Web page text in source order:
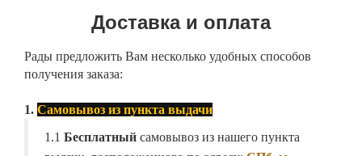
Доставка и оплата
Рады предложить Вам несколько удобных способов
получения заказа:
1. Самовывоз из пункта выдачи
1.1 Бесплатный самовывоз из нашего пункта